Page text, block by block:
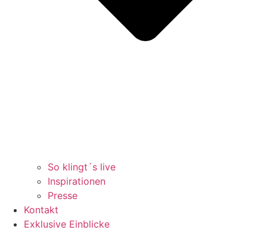
So klingt´s live
Inspirationen
Presse
Kontakt
Exklusive Einblicke